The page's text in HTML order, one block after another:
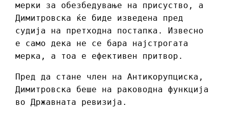
мерки за обезбедување на присуство, а
Димитровска ќе биде изведена пред
судија на претходна постапка. Извесно
е само дека не се бара најстрогата
мерка, а тоа е ефективен притвор.
Пред да стане член на Антикорупциска,
Димитровска беше на раководна функција
во Државната ревизија.